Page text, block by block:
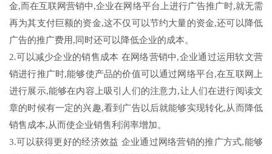
金,而在互联网营销中,企业在网络平台上进行广告推广时,就无需
再为其支付巨额的资金,这不仅可以节约大量的资金,还可以降低
广告的推广费用,同时还可以降低企业的成本。
2.可以减少企业的销售成本 在网络营销中,企业通过运用软文营
销进行推广时,能够使产品的价值可以通过网络平台,在互联网上
进行展示,能够在内容上吸引人们的注意力,让人们在进行阅读文
章的时候有一定的兴趣,看到广告以后就能够实现转化,从而降低
销售成本,从而使企业销售利润率增加。
3.可以获得更好的经济效益 企业通过网络营销的推广方式,能够